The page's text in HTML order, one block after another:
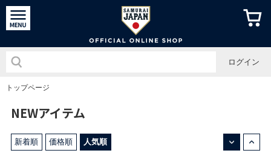
侍ジャパ
ログイン
トップページ
NEWアイテム
新着順 価格順 人気順